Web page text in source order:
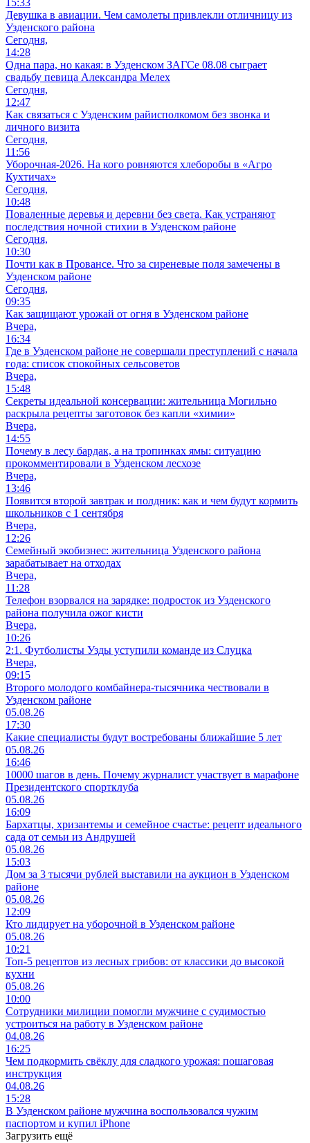
15:33
Девушка в авиации. Чем самолеты привлекли отличницу из
Узденского района
Сегодня,
14:28
Одна пара, но какая: в Узденском ЗАГСе 08.08 сыграет
свадьбу певица Александра Мелех
Сегодня,
12:47
Как связаться с Узденским райисполкомом без звонка и
личного визита
Сегодня,
11:56
Уборочная-2026. На кого ровняются хлеборобы в «Агро
Кухтичах»
Сегодня,
10:48
Поваленные деревья и деревни без света. Как устраняют
последствия ночной стихии в Узденском районе
Сегодня,
10:30
Почти как в Провансе. Что за сиреневые поля замечены в
Узденском районе
Сегодня,
09:35
Как защищают урожай от огня в Узденском районе
Вчера,
16:34
Где в Узденском районе не совершали преступлений с начала
года: список спокойных сельсоветов
Вчера,
15:48
Секреты идеальной консервации: жительница Могильно
раскрыла рецепты заготовок без капли «химии»
Вчера,
14:55
Почему в лесу бардак, а на тропинках ямы: ситуацию
прокомментировали в Узденском лесхозе
Вчера,
13:46
Появится второй завтрак и полдник: как и чем будут кормить
школьников с 1 сентября
Вчера,
12:26
Семейный экобизнес: жительница Узденского района
зарабатывает на отходах
Вчера,
11:28
Телефон взорвался на зарядке: подросток из Узденского
района получила ожог кисти
Вчера,
10:26
2:1. Футболисты Узды уступили команде из Слуцка
Вчера,
09:15
Второго молодого комбайнера-тысячника чествовали в
Узденском районе
05.08.26
17:30
Какие специалисты будут востребованы ближайшие 5 лет
05.08.26
16:46
10000 шагов в день. Почему журналист участвует в марафоне
Президентского спортклуба
05.08.26
16:09
Бархатцы, хризантемы и семейное счастье: рецепт идеального
сада от семьи из Андрушей
05.08.26
15:03
Дом за 3 тысячи рублей выставили на аукцион в Узденском
районе
05.08.26
12:09
Кто лидирует на уборочной в Узденском районе
05.08.26
10:21
Топ-5 рецептов из лесных грибов: от классики до высокой
кухни
05.08.26
10:00
Сотрудники милиции помогли мужчине с судимостью
устроиться на работу в Узденском районе
04.08.26
16:25
Чем подкормить свёклу для сладкого урожая: пошаговая
инструкция
04.08.26
15:28
В Узденском районе мужчина воспользовался чужим
паспортом и купил iPhone
Загрузить ещё